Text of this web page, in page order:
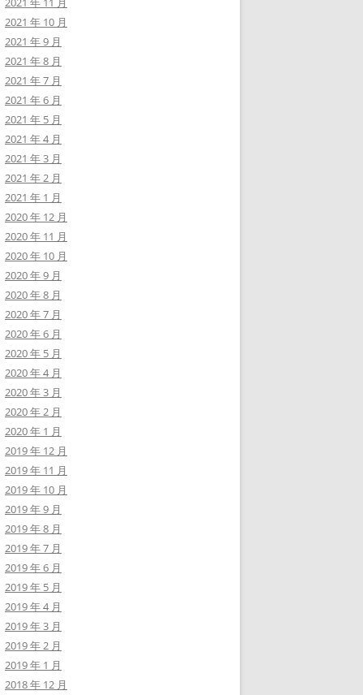
2021 年 10 月
2021 年 9 月
2021 年 8 月
2021 年 7 月
2021 年 6 月
2021 年 5 月
2021 年 4 月
2021 年 3 月
2021 年 2 月
2021 年 1 月
2020 年 12 月
2020 年 11 月
2020 年 10 月
2020 年 9 月
2020 年 8 月
2020 年 7 月
2020 年 6 月
2020 年 5 月
2020 年 4 月
2020 年 3 月
2020 年 2 月
2020 年 1 月
2019 年 12 月
2019 年 11 月
2019 年 10 月
2019 年 9 月
2019 年 8 月
2019 年 7 月
2019 年 6 月
2019 年 5 月
2019 年 4 月
2019 年 3 月
2019 年 2 月
2019 年 1 月
2018 年 12 月